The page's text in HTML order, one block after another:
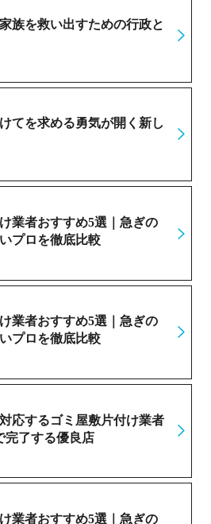
族を救い出すための行政と
てを求める勇気が開く新し
業者おすすめ5選｜急ぎの
プロを徹底比較
業者おすすめ5選｜急ぎの
プロを徹底比較
応するゴミ屋敷片付け業者
完了する優良店
業者おすすめ5選｜急ぎの